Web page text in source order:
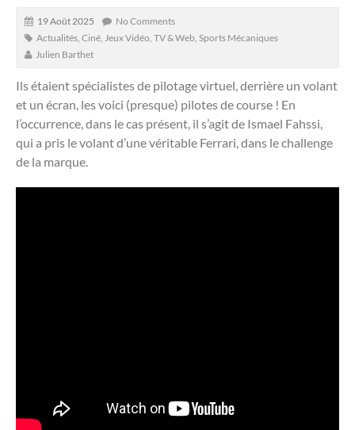
19 Août 2025
No Comments
Actualités Ciné, Jeux Vidéo, TV & Web Sports Mécaniques
Julien Barthet
Ils étaient spécialistes de pilotage virtuel, derrière un volant
et un écran, les voici (presque) pilotes de course ! En
l’occurrence, dans le cas présent, il s’agit de Ismael Fahssi,
qui a pris le volant d’une véritable Ferrari, dans le challenge
de la marque.